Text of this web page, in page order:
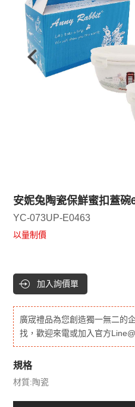
安妮兔陶瓷保鮮蜜扣蓋
YC-073UP-E0463
以量制價
加入詢價單
廣宬禮品為您創造獨一無二的
找，歡迎來電或加入官方
規格
材質:陶瓷